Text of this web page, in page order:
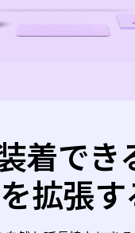
着でき
拡張す